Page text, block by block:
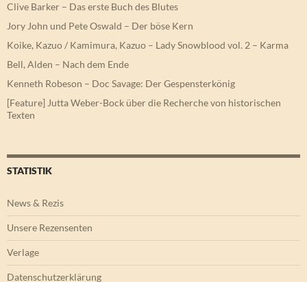
Clive Barker – Das erste Buch des Blutes
Jory John und Pete Oswald – Der böse Kern
Koike, Kazuo / Kamimura, Kazuo – Lady Snowblood vol. 2 – Karma
Bell, Alden – Nach dem Ende
Kenneth Robeson – Doc Savage: Der Gespensterkönig
[Feature] Jutta Weber-Bock über die Recherche von historischen
Texten
STATISTIK
News & Rezis
Unsere Rezensenten
Verlage
Datenschutzerklärung